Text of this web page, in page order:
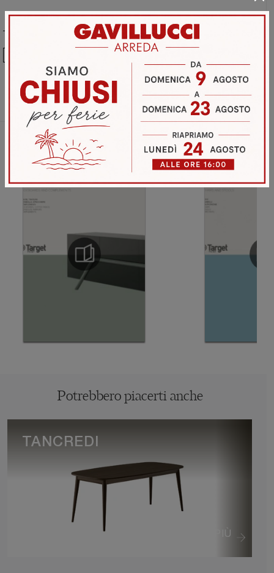
Sfoglia i cataloghi
Privacy Policy
Potrebbero piacerti anche
VEDI DI PIÙ
TANCREDI